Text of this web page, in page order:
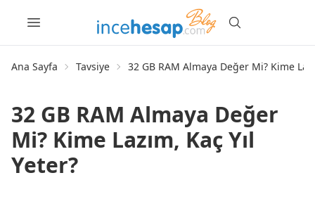
Ana Sayfa Tavsiye 32 GB RAM Almaya Değer Mi? Kime
32 GB RAM Almaya Değer
Mi? Kime Lazım, Kaç Yıl
Yeter?